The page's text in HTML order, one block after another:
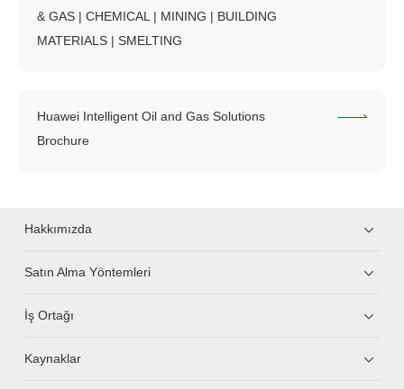
& GAS | CHEMICAL | MINING | BUILDING
MATERIALS | SMELTING
Huawei Intelligent Oil and Gas Solutions
Brochure
Hakkımızda
Satın Alma Yöntemleri
İş Ortağı
Kaynaklar